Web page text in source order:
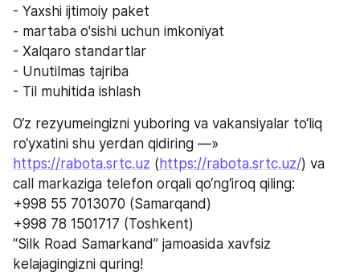
- Yaxshi ijtimoiy paket
- martaba o'sishi uchun imkoniyat
- Xalqaro standartlar
- Unutilmas tajriba
O‘z rezyumeingizni yuboring va vakansiyalar to‘liq
https://rabota.srtc.uz ( https://rabota.srtc.uz/) va
call markaziga telefon orqali qo‘ng‘iroq qiling:
+998 55 7013070 (Samarqand)
+998 78 1501717 (Toshkent)
“Silk Road Samarkand” jamoasida xavfsiz
kelajagingizni quring!